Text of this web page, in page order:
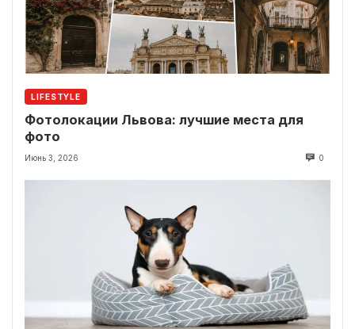
LIFESTYLE
Фотолокации Львова: лучшие места для
фото
Июнь 3, 2026 0